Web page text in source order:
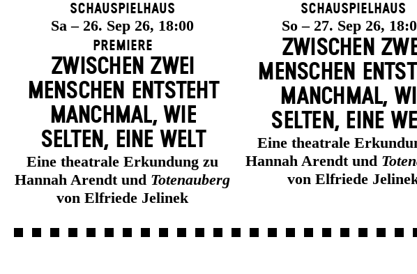
Schauspielhaus
Sa – 26. Sep 26, 18:00
Premiere
ZWISCHEN ZWEI
MENSCHEN ENT­STEHT
MANCH­MAL, WIE
SELTEN, EINE WELT
Eine theatrale Erkundung zu
Hannah Arendt und Totenauberg
von Elfriede Jelinek
Schauspielhaus
So – 27. Sep 26,
ZWISCHEN
MENSCHEN
MANCH­MAL,
SELTEN, EINE
Eine theatrale
Hannah Arendt und
von Elfriede